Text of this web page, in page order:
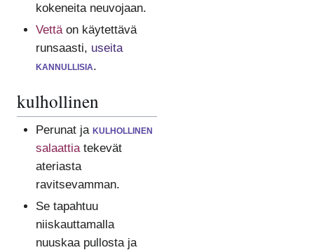
kokeneita neuvojaan.
Vettäon käytettävä
runsaasti, useita
kannullisia.
kulhollinen
Perunat ja kulhollinen
salaattiatekevät
ateriasta
ravitsevamman.
Se tapahtuu
niiskauttamalla
nuuskaa pullosta ja